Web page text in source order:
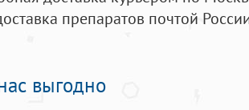
препаратов почтой
выгодно